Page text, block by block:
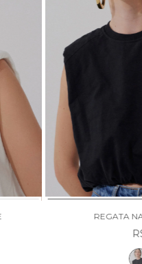
REGATA